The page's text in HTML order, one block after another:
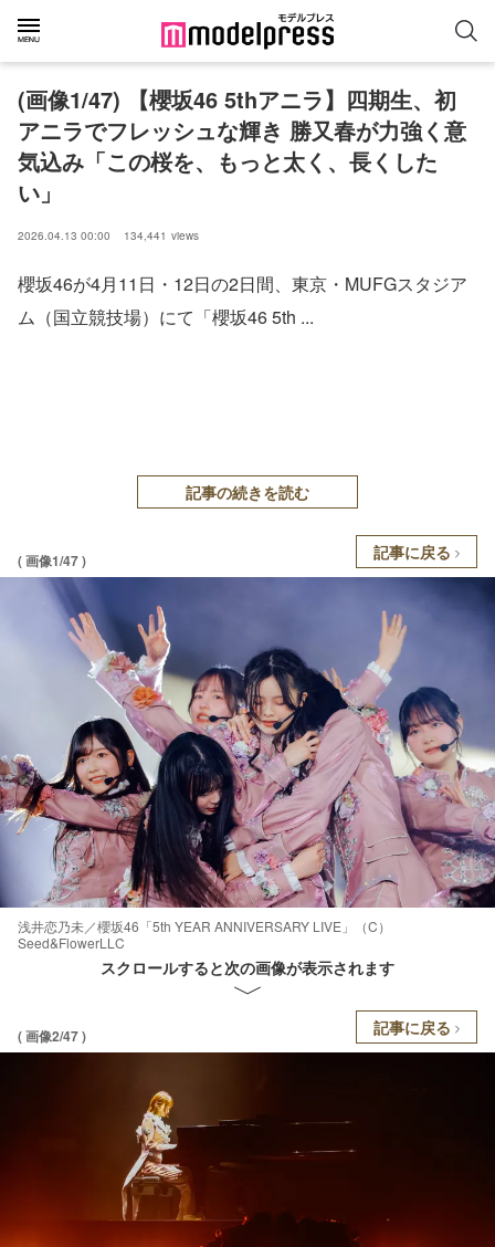
(画像1/47) 【櫻坂46 5thアニラ】四期生、初
アニラでフレッシュな輝き 勝又春が力強く意
気込み「この桜を、もっと太く、長くした
い」
2026.04.13 00:00 134,441 views
櫻坂46が4月11日・12日の2日間、東京・MUFGスタジア
ム（国立競技場）にて「櫻坂46 5th ...
記事の続きを読む
( 画像1/47 ) 記事に戻る
浅井恋乃未／櫻坂46「5th YEAR ANNIVERSARY LIVE」（C）
Seed&FlowerLLC
スクロールすると次の画像が表示されます
( 画像2/47 ) 記事に戻る